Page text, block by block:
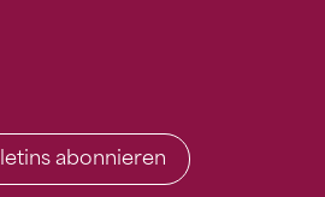
abonnieren